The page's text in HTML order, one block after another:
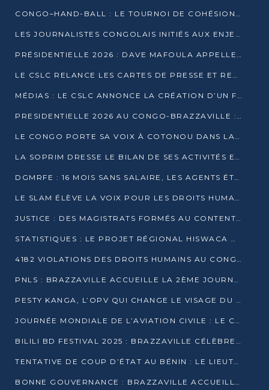
CONGO–HAND-BALL : LE TOURNOI DE COHÉSION ET DE FRATERNITÉ ALLUME SES LAMPIONS À BRAZZAVILLE
LES JOURNALISTES CONGOLAIS INITIÉS AUX ENJEUX DE L’ÉCONOMIE BLEUE
PRÉSIDENTIELLE 2026 : DAVE MAFOULA APPELLE LES CONGOLAIS À UN « NOUVEAU DÉPART »
LE CSLC RELANCE LES CARTES DE PRESSE ET RECONNAÎT OFFICIELLEMENT LES MÉDIAS EN LIGNE
MÉDIAS : LE CSLC ANNONCE LA CRÉATION D’UN FONDS D’APPUI À LA PRESSE
PRESIDENTIELLE 2026 AU CONGO-BRAZZAVILLE : UN CASTING ÉLARGI
LE CONGO PORTE SA VOIX À COTONOU DANS LA LUTTE CONTRE LA TUBERCULOSE
LA SOPRIM DRESSE LE BILAN DE SES ACTIVITÉS ET FIXE DE NOUVELLES PRIORITÉS
DGMRFE : 16 MOIS SANS SALAIRE, LES AGENTS ÉTOUFFENT DANS LE SILENCE
LE SLAM ÉLÈVE LA VOIX POUR LES DROITS HUMAINS À BRAZZAVILLE
JUSTICE : DES MAGISTRATS FORMÉS AU CONTENTIEUX DE LA PROPRIÉTÉ INTELLECTUELLE
STATISTIQUES : LE PROJET RÉGIONAL HISWACA OFFICIELLEMENT LANCÉ AU CONGO
4182 VIOLATIONS DES DROITS HUMAINS AU CONGO EN 2025 SELON LE CAD
PNLS : BRAZZAVILLE ACCUEILLE LA 2ÈME JOURNÉE SCIENTIFIQUE SUR LE VIH/SIDA
PESTY KANGA, L’OPV QUI CHANGE LE VISAGE DU REPORTAGE AU CONGO
JOURNÉE MONDIALE DE L’AVIATION CIVILE : LE CONGO MISE SUR L’INNOVATION ET LA SÉCURITÉ
BILILI BD FESTIVAL 2025 : BRAZZAVILLE CÉLÈBRE DIX ANS DE CRÉATION GRAPHIQUE AFRICAINE
TENTATIVE DE COUP D’ÉTAT AU BÉNIN : LE LIEUTENANT-COLONEL TIGRI S’AUTOPROCLAME CHEF D’UN COMITÉ MILITAIRE
BONNE GOUVERNANCE : BRAZZAVILLE ACCUEILLE LES PREMIÈRES JOURNÉES CONGOLAISES DE L’ÉVALUATION